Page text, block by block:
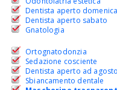
Dentista aperto domenica
Dentista aperto sabato
Gnatologia
Ortognatodonzia
Sedazione cosciente
Dentista aperto ad agosto
Sbiancamento dentale